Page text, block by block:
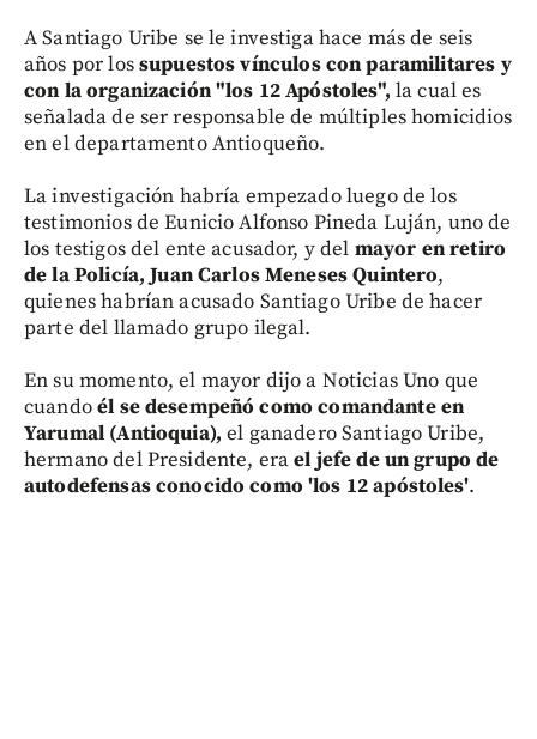
A Santiago Uribe se le investiga hace más de seis
años por lossupuestos vínculos con paramilitares y
con la organización "los 12 Apóstoles", la cual es
señalada de ser responsable de múltiples homicidios
en el departamento Antioqueño.
La investigación habría empezado luego de los
testimonios de Eunicio Alfonso Pineda Luján, uno de
los testigos del ente acusador, y del mayor en retiro
de la Policía, Juan Carlos Meneses Quintero,
quienes habrían acusado Santiago Uribe de hacer
parte del llamado grupo ilegal.
En su momento, el mayor dijo a Noticias Uno que
cuandoél se desempeñó como comandante en
Yarumal (Antioquia), el ganadero Santiago Uribe,
hermano del Presidente, erael jefe de un grupo de
autodefensas conocido como 'los 12 apóstoles'.